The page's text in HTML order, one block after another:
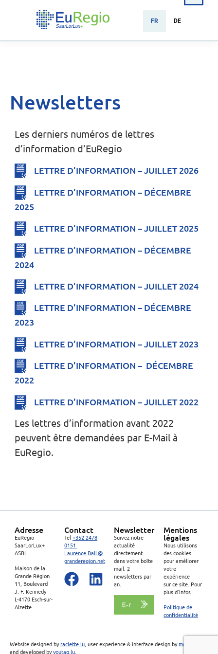
FR DE
Newsletters
Les derniers numéros de lettres
d’information d’EuRegio
LETTRE D’INFORMATION – JUILLET 2026
LETTRE D’INFORMATION – DÉCEMBRE
2025
LETTRE D’INFORMATION – JUILLET 2025
LETTRE D’INFORMATION – DÉCEMBRE
2024
LETTRE D’INFORMATION – JUILLET 2024
LETTRE D’INFORMATION – DÉCEMBRE
2023
LETTRE D’INFORMATION – JUILLET 2023
LETTRE D’INFORMATION – DÉCEMBRE
2022
LETTRE D’INFORMATION – JUILLET 2022
Les lettres d’information avant 2022
peuvent être demandées par E-Mail à
EuRegio.
Adresse
EuRegio
SaarLorLux+
ASBL
Maison de la
Grande Région
11, Boulevard
J.-F. Kennedy
L-4170 Esch-sur-
Alzette
Contact
Tel+352 2478
0151
Laurence.Ball @
granderegion.net
Newsletter
Suivez notre
actualité
directement
dans votre boîte
mail. 2
newsletters par
an.
Mentions
légales
Nous utilisons
des cookies
pour améliorer
votre
expérience
sur ce site. Pour
plus d’infos :
Politique de
confidentialité
Website designed byraclette.lu , user experience & interface design bymoons.lu
and developed byyoutag.lu